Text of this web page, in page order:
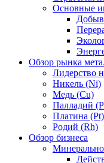
Основные
Обзор рынка
Лидерство
Никель (Ni)
Медь (Cu)
Палладий
Платина (Pt)
Родий (Rh)
Обзор бизнеса